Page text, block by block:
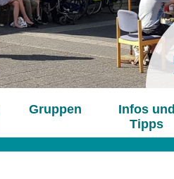
Gruppen
Infos und
Tipps